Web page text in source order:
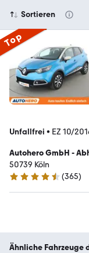
Sortieren
Top
Unfallfrei • EZ 10/
Autohero GmbH -
50739 Köln
4.6 Sterne
(365)
Ähnliche Fahrzeuge